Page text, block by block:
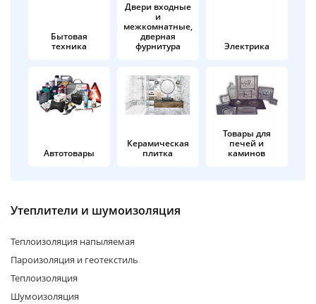
Бытовая
техника
Двери входные
и
межкомнатные,
дверная
фурнитура
Электрика
Автотовары
Керамическая
плитка
Товары для
печей и
каминов
Утеплители и шумоизоляция
Теплоизоляция напыляемая
Пароизоляция и геотекстиль
Теплоизоляция
Шумоизоляция
раз в 2
недели
Остались вопросы?
8 800 302-02-51
plait.ru